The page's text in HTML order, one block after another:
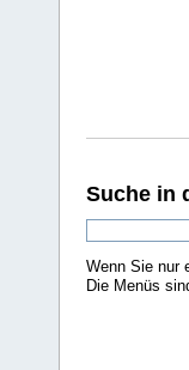
Suche in
Wenn Sie nur
Die Menüs